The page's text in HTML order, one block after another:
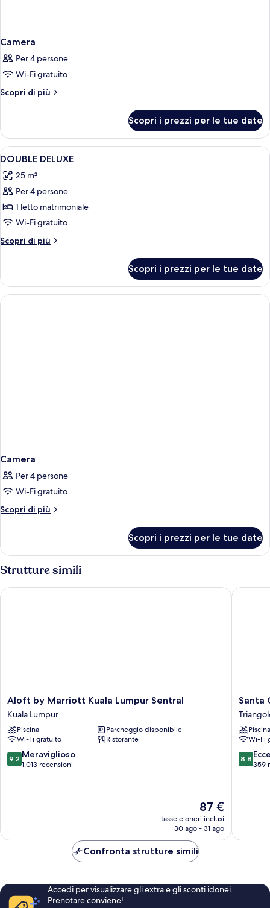
Camera
Per 4 persone
Wi-Fi gratuito
Scopri di più
Altri
Scopri i prezzi per le tue date
Apri
tutte
le
foto
per
DOUBLE
DELUXE
Camera d'albergo con due letti, una
3
DOUBLE DELUXE
25 m²
Per 4 persone
1 letto matrimoniale
Wi-Fi gratuito
Scopri di più
Altri
DELUXE
Scopri i prezzi per le tue date
Camera
Per 4 persone
Wi-Fi gratuito
Scopri di più
Altri
Scopri i prezzi per le tue date
Strutture simili
Aloft
by
Marriott
Kuala
Lumpur
Sentral
Kuala
Aloft by Marriott Kuala Lumpur Sentral
Kuala Lumpur
Piscina
Parcheggio disponibile
Wi-Fi gratuito
Ristorante
9.2
su
9,2 Meraviglioso
1.013 recensioni
Il
prezzo
attuale
87 €
tasse e oneri inclusi
30 ago - 31 ago
Aloft by Marriott Kuala Lumpur Sentral
Santa
Grand
Kuala
Lumpur
d'oro
Santa
Piscina
Wi-Fi
8.8
su
8,8
359
Santa
Confronta strutture simili
Accedi per visualizzare gli extra e gli sconti idonei.
Prenotare conviene!